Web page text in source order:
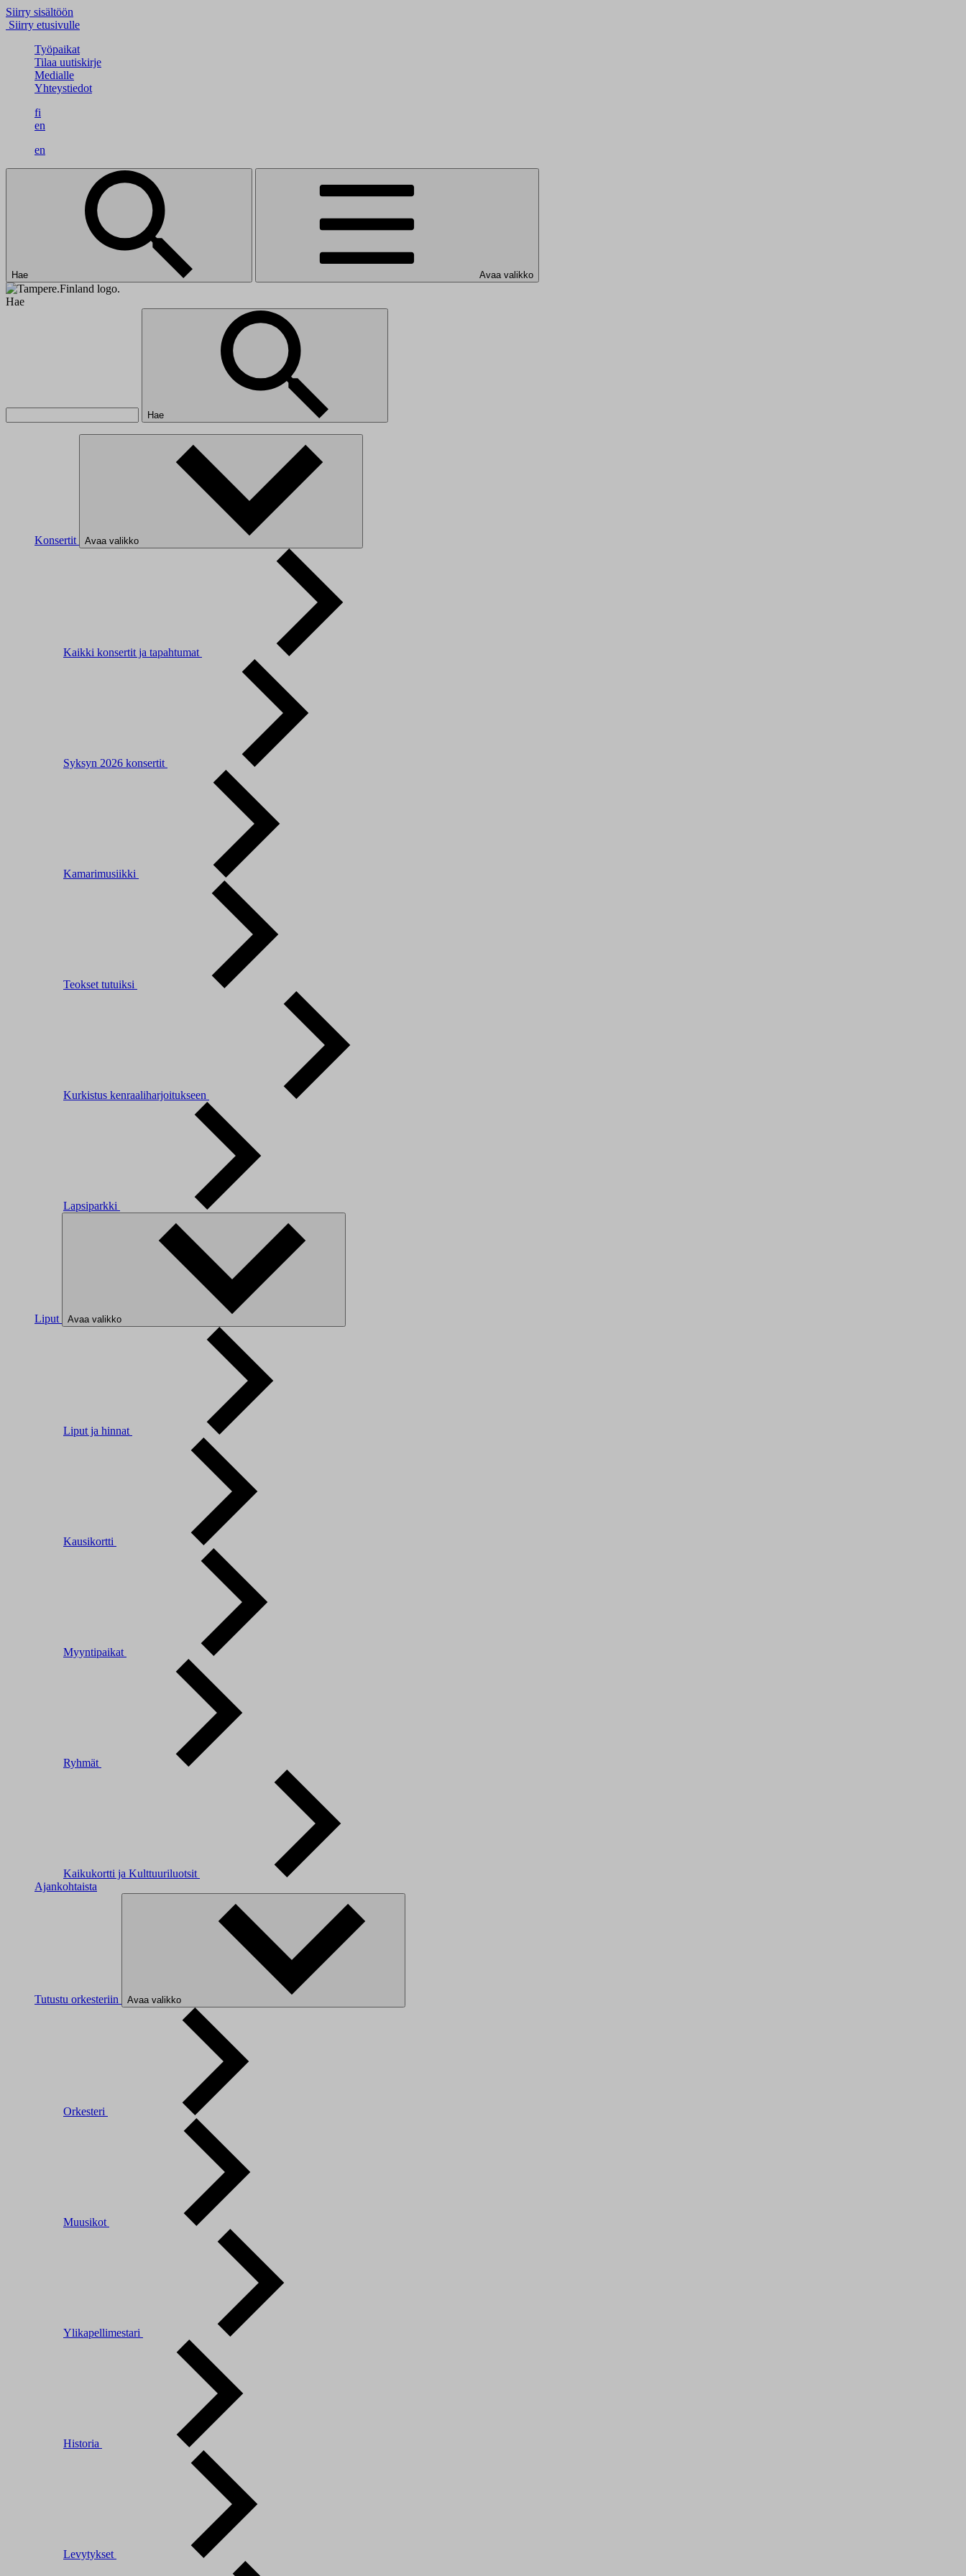
Siirry sisältöön
Siirry etusivulle
Työpaikat
Tilaa uutiskirje
Medialle
Yhteystiedot
fi
en
en
Hae Avaa valikko
Hae
Hae
Konsertit Avaa valikko
Kaikki konsertit ja tapahtumat
Syksyn 2026 konsertit
Kamarimusiikki
Teokset tutuiksi
Kurkistus kenraaliharjoitukseen
Lapsiparkki
Liput Avaa valikko
Liput ja hinnat
Kausikortti
Myyntipaikat
Ryhmät
Kaikukortti ja Kulttuuriluotsit
Ajankohtaista
Tutustu orkesteriin Avaa valikko
Orkesteri
Muusikot
Ylikapellimestari
Historia
Levytykset